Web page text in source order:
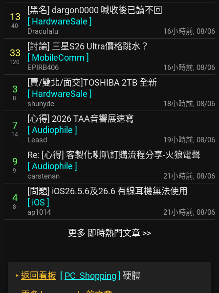
13
40
[黑名] dargon0000 喊收後已讀不回
[ HardwareSale ]
Draculalu 16小時前, 08/06
33
120
[討論] 三星S26 Ultra價格跳水？
[ MobileComm ]
EPIRB406 16小時前, 08/06
3
8
[賣/雙北/面交]TOSHIBA 2TB 全新
[ HardwareSale ]
shunyde 18小時前, 08/06
7
14
[心得] 2026 TAA音響展速寫
[Audiophile ]
Leasd 19小時前, 08/06
9
9
Re: [心得] 客製化喇叭訂購流程分享-火狼電聲
[Audiophile ]
carstenan 21小時前, 08/06
4
8
[問題] iOS26.5.6及26.6 有線耳機無法使用
[ iOS ]
ap1014 21小時前, 08/06
更多 即時熱門文章 >>
‣ 返回看板 [ PC_Shopping ] 硬體